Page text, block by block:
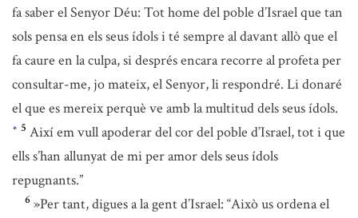
fa saber el Senyor Déu: Tot home del poble d’Israel que tan
sols pensa en els seus ídols i té sempre al davant allò que el
fa caure en la culpa, si després encara recorre al profeta per
consultar-me, jo mateix, el Senyor, li respondré. Li donaré
el que es mereix perquè ve amb la multitud dels seus ídols.
* 5 Així em vull apoderar del cor del poble d’Israel, tot i que
ells s’han allunyat de mi per amor dels seus ídols
repugnants.”
6 »Per tant, digues a la gent d’Israel: “Això us ordena el